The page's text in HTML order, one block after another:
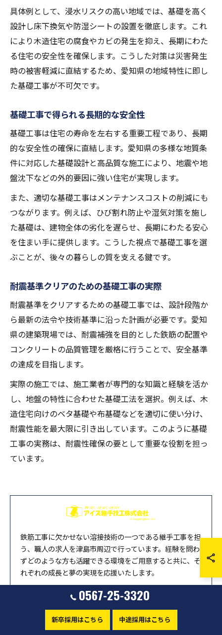
具体例として、浸水リスクの高い地域では、基礎を高く
設計し床下換気や防湿シートの設置を徹底します。これ
により木造住宅の腐食やカビの発生を抑え、長期にわた
る住宅の安全性を確保します。こうした対策は災害発生
時の被害軽減に直結するため、愛知県の地域特性に即し
た基礎工事が不可欠です。
基礎工事で得られる長期的な安全性
基礎工事は住宅の寿命を左右する重要工程であり、長期
的な安全性の確保に直結します。愛知県の多様な地質条
件に対応した基礎設計と高品質な施工により、地震や地
盤沈下などの外的要因に強い住宅が実現します。
また、適切な基礎工事はメンテナンスコストの削減にも
つながります。例えば、ひび割れ防止や湿気対策を施し
た基礎は、建物全体の劣化を遅らせ、長期にわたる安心
を住まい手に提供します。こうした視点で基礎工事を選
ぶことが、後々の暮らしの質を支える鍵です。
耐震基準クリアのための基礎工事の実際
耐震基準をクリアするための基礎工事では、設計段階か
ら最新の法令や技術基準に沿った計画が必要です。愛知
県の建築現場では、耐震補強を目的とした鉄筋の配置や
コンクリートの品質管理を厳格に行うことで、安全基準
の達成を目指します。
実際の施工では、施工業者が専門的な知識と経験を活か
し、地盤の特性に合わせた基礎工法を選択。例えば、木
造住宅向けのベタ基礎や布基礎などを適切に使い分け、
耐震性能を最大限に引き出しています。このように基礎
工事の実務は、耐震性確保の要として重要な役割を担っ
ています。
鉄筋工事に欠かせない溶接技術の一つである継手工事を担
う、職人の求人を津島市周辺で行っています。経験を問わ
ずどのような方も活躍できる環境をご用意すると共に、そ
れぞれの成長と夢の実現を応援いたします。
アイズ継手技工株式会社
〒496-0019
愛知県津島市百島町字献上1-2
0567-25-3320
新卒採用はこちら 中途採用はこちら